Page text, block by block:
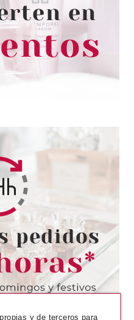
100
SIDE
desde
1.94€
COULEURS
DE
VACÍA
desde
2.70€
y de terceros para